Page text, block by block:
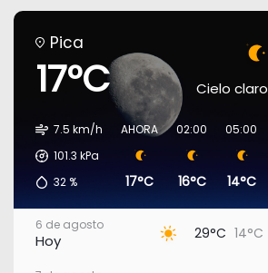
Pica
17°C Cielo claro
7.5 km/h
101.3 kPa
32 %
AHORA
17°C
02:00
16°C
05:00
14°C
6 de agosto
Hoy 29°C 14°C